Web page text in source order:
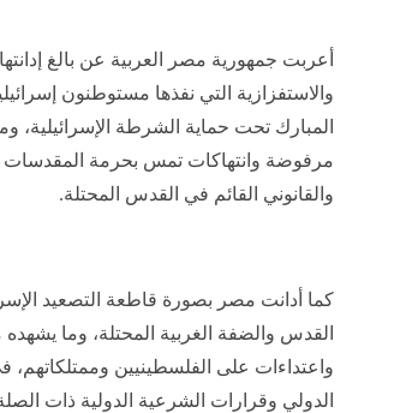
أعربت جمهورية مصر العربية عن بالغ
والاستفزازية التي نفذها مستوطنون
المبارك تحت حماية الشرطة
مرفوضة وانتهاكات تمس بحرمة المقدسات
والقانوني القائم في القدس المحتلة.
كما أدانت مصر بصورة قاطعة التصعيد
القدس والضفة الغربية المحتلة، وما
واعتداءات على الفلسطينيين وممتلكاتهم،
الدولي وقرارات الشرعية الدولية ذات